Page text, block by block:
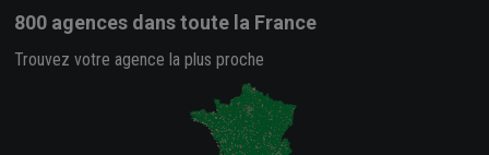
800 agences dans toute la France
Trouvez votre agence la plus proche